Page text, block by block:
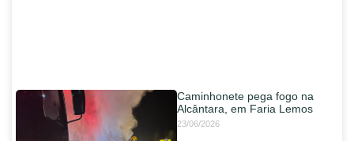
Caminhonete pega fogo na
Alcântara, em Faria Lemos
23/06/2026